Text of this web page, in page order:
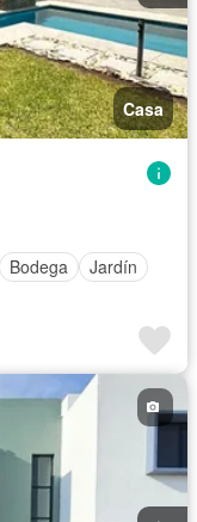
Casa
Bodega
Jardín